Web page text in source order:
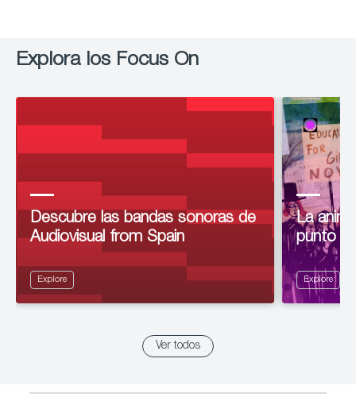
Explora los Focus On
Descubre las bandas sonoras de
Audiovisual from Spain
Explore
La
punto
Explore
Ver todos